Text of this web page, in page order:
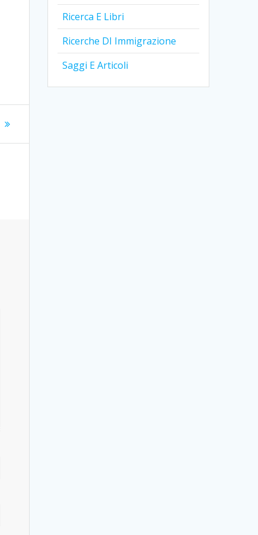
Ricerca E Libri
Ricerche DI Immigrazione
Saggi E Articoli